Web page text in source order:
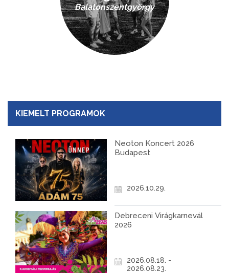
KIEMELT PROGRAMOK
Neoton Koncert 2026
Budapest
2026.10.29.
Debreceni Virágkarnevál
2026
2026.08.18. -
2026.08.23.
Balatonszentgyörgy